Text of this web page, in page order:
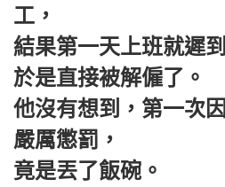
工，
結果第一天上班就遲
於是直接被解僱了。
他沒有想到，第一次
嚴厲懲罰，
竟是丟了飯碗。